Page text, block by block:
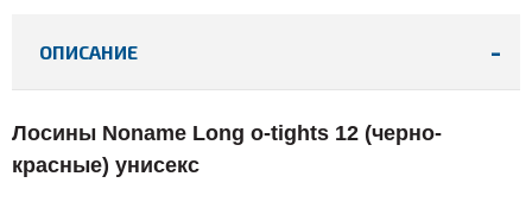
ОПИСАНИЕ
Лосины Noname Long o-tights 12 (черно-
красные) унисекс